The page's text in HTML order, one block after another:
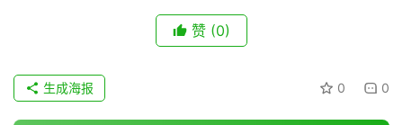
赞 (0)
0 0
生成海报